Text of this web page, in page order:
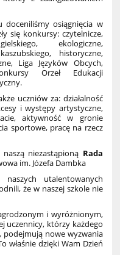
doceniliśmy osiągnięcia w
się konkursy: czytelnicze,
ekologiczne,
historyczne,
Liga Języków Obcych,
Orzeł Edukacji
uczniów za: działalność
i występy artystyczne,
aktywność w gronie
sportowe, pracę na rzecz
niezastąpioną Rada
im. Józefa Dambka
naszych utalentowanych
że w naszej szkole nie
i wyróżnionym,
uczennicy, którzy każdego
podejmują nowe wyzwania
właśnie dzięki Wam Dzień